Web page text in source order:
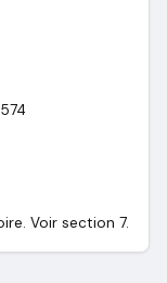
Voir section 7.